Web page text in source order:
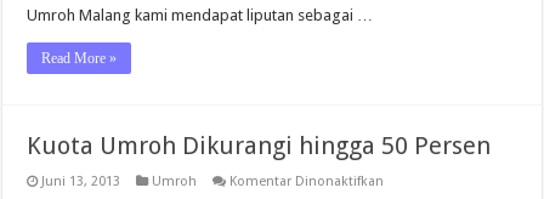
Umroh Malang kami mendapat liputan sebagai …
Read More »
Kuota Umroh Dikurangi hingga 50 Persen
Juni 13, 2013 Umroh Komentar Dinonaktifkan